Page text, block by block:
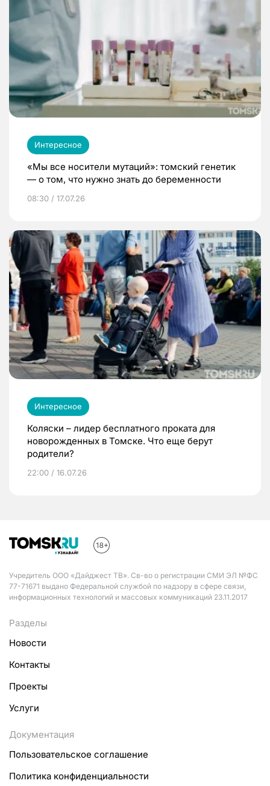
Интересное
«Мы все носители мутаций»: томский генетик
— о том, что нужно знать до беременности
08:30 / 17.07.26
Интересное
Коляски – лидер бесплатного проката для
новорожденных в Томске. Что еще берут
родители?
22:00 / 16.07.26
Учредитель ООО «Дайджест ТВ». Св-во о регистрации СМИ ЭЛ №ФС
77-71671 выдано Федеральной службой по надзору в сфере связи,
информационных технологий и массовых коммуникаций 23.11.2017
Разделы
Новости
Контакты
Проекты
Услуги
Документация
Пользовательское соглашение
Политика конфиденциальности